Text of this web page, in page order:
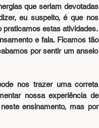
que seriam devotadas
eu suspeito, é que nos
praticamos estas atividades.
e fala. Ficamos tão
por sentir um anseio
nos trazer uma correta
nossa experiência de
ensinamento, mas por